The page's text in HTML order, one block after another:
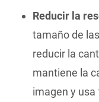
Reducir la
tamaño de
reducir la
mantiene la
imagen y usa